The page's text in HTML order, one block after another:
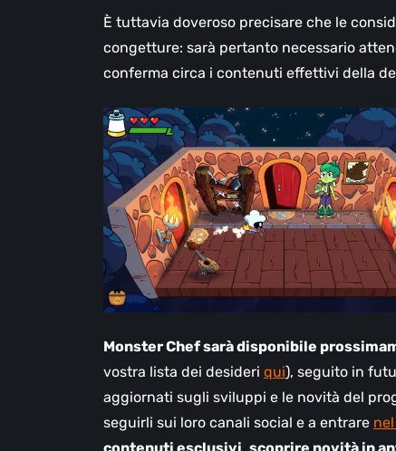
È tuttavia doveroso precisare che le
congetture: sarà pertanto necessario
conferma circa i contenuti effettivi della
Monster Chef sarà disponibile
vostra lista dei desideri qui), seguito in
aggiornati sugli sviluppi e le novità del
seguirli sui loro canali social e a entrare